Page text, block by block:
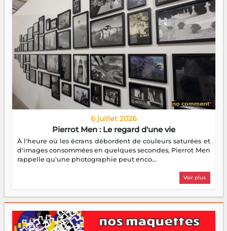
6 juillet 2026
Pierrot Men : Le regard d'une vie
À l'heure où les écrans débordent de couleurs saturées et
d'images consommées en quelques secondes, Pierrot Men
rappelle qu'une photographie peut enco...
Voir plus